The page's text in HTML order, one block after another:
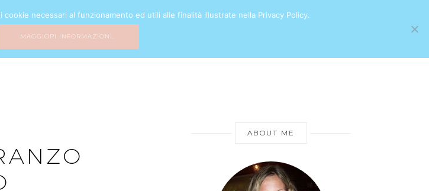
ABOUT ME
necessari al funzionamento ed utili alle finalità illustrate nella Privacy Policy.
MAGGIORI INFORMAZIONI.